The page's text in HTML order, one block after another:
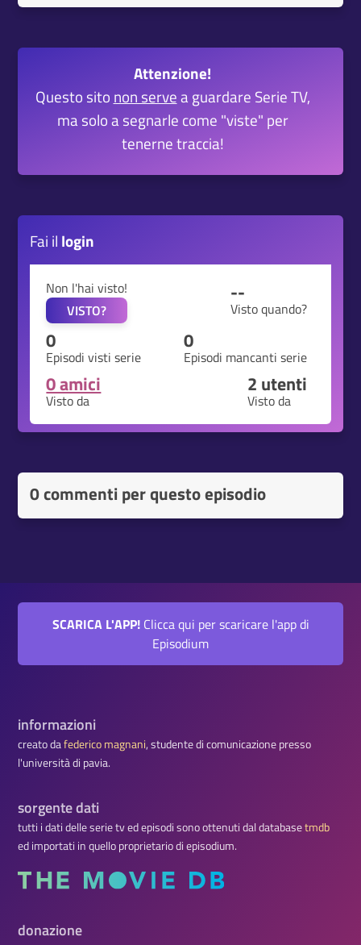
Attenzione!
Questo sito non servea guardare Serie TV,
ma solo a segnarle come "viste" per
tenerne traccia!
Fai il login
Non l'hai visto!
VISTO?
--
Visto quando?
0
Episodi visti serie
0
Episodi mancanti serie
0 amici
Visto da
2 utenti
Visto da
0 commenti per questo episodio
SCARICA L'APP!Clicca qui per scaricare l'app di
Episodium
informazioni
creato dafederico magnani, studente di comunicazione presso
l'università di pavia.
sorgente dati
tutti i dati delle serie tv ed episodi sono ottenuti dal databasetmdb
ed importati in quello proprietario di episodium.
donazione